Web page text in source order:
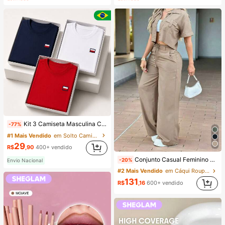
-77% Kit 3 Camiseta Masculina Camisa Malha Premium 100% Algodão Fio 30.1 Básica Modelo Tommi Confortável Varias Cores
#1 Mais Vendido
em Solto Camisetas masculinas
R$29,90 400+ vendido
Envio Nacional -20% Conjunto Casual Feminino de Verão com Duas Peças em Cor Sólida: Top de Manga Curta com Gola e Bolsos, Calça Reta de Cintura Alta Elegante, do Trabalho ao Fim de Semana
#2 Mais Vendido
em Cáqui Roupas Femininas De Duas Peças
R$131,16 600+ vendido